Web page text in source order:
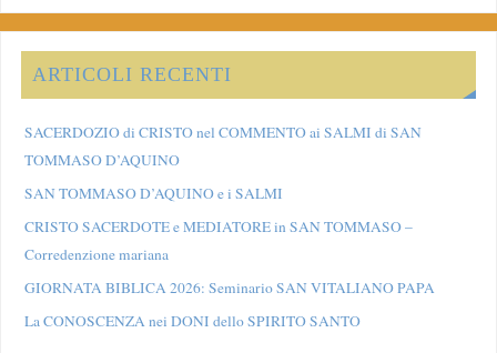
ARTICOLI RECENTI
SACERDOZIO di CRISTO nel COMMENTO ai SALMI di SAN
TOMMASO D’AQUINO
SAN TOMMASO D’AQUINO e i SALMI
CRISTO SACERDOTE e MEDIATORE in SAN TOMMASO –
Corredenzione mariana
GIORNATA BIBLICA 2026: Seminario SAN VITALIANO PAPA
La CONOSCENZA nei DONI dello SPIRITO SANTO